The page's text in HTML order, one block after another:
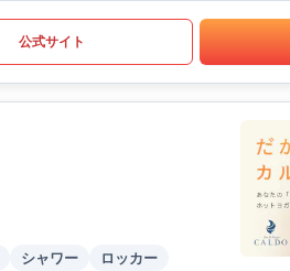
公式サイト
シャワー
ロッカー